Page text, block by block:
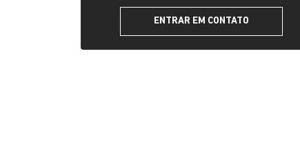
ENTRAR EM CONTATO